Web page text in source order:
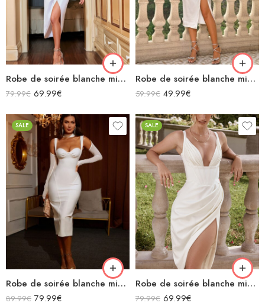
Robe de soirée blanche midi en satin fendue manches longues transparentes avec des perles
79.99€ 69.99€
Robe de soirée blanche midi en satin bretelles spaghettis avec découpes fendu décolleté carré
59.99€ 49.99€
SALE
Robe de soirée blanche midi moulante ajourée manches longues découpe dans le dos sexy
89.99€ 79.99€
SALE
Robe de soirée blanche midi moulante en satin décolleté sans manches fendue drapée
79.99€ 69.99€